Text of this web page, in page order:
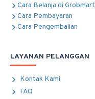
Cara Belanja di Grobmart
Cara Pembayaran
Cara Pengembalian
LAYANAN PELANGGAN
Kontak Kami
FAQ